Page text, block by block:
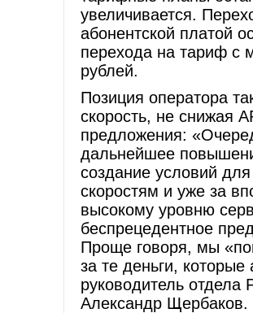
увеличивается.
абонентской платой
перехода на тариф с
рублей.
Позиция оператора
скорость, не снижая
предложения:
дальнейшее
создание условий
скоростям и уже за
высокому уровню
беспрецедентное
Проще говоря, мы
за те деньги, которые
руководитель
Александр Щербаков.